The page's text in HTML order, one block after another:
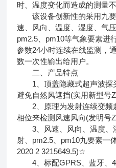
时、温度变化而造成的测量不
该设备创新性的采用九要
速、风向、温度、湿度、气
pm2.5、pm10等气象要素进
参数24小时连续在线监测，
数一次性输出给用户。
二、产品特点
1、顶盖隐藏式超声波探
避免自然风遮挡(实用新型号
2、原理为发射连续变频
相位来检测风速风向(发明号
3、风速、风向、温度、
射、pm2.5、pm10九要素一
2020 2 3215649.5)☆
4、标配GPRS、蓝牙、